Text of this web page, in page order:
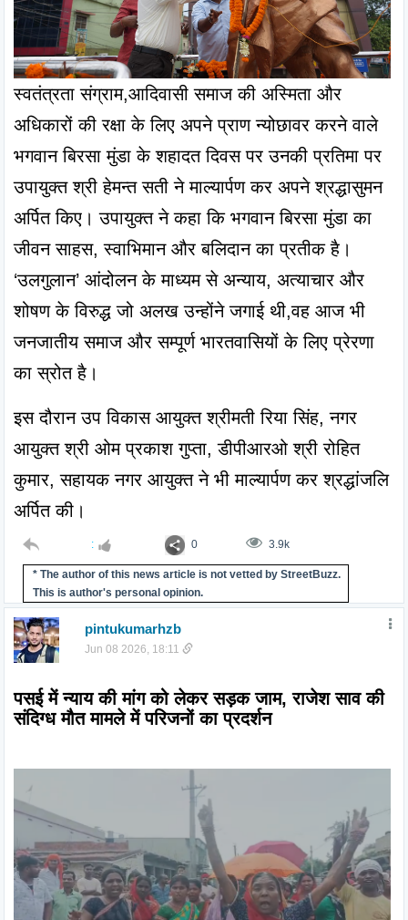
स्वतंत्रता संग्राम,आदिवासी समाज की अस्मिता और
अधिकारों की रक्षा के लिए अपने प्राण न्योछावर करने वाले
भगवान बिरसा मुंडा के शहादत दिवस पर उनकी प्रतिमा पर
उपायुक्त श्री हेमन्त सती ने माल्यार्पण कर अपने श्रद्धासुमन
अर्पित किए। उपायुक्त ने कहा कि भगवान बिरसा मुंडा का
जीवन साहस, स्वाभिमान और बलिदान का प्रतीक है।
‘उलगुलान’ आंदोलन के माध्यम से अन्याय, अत्याचार और
शोषण के विरुद्ध जो अलख उन्होंने जगाई थी,वह आज भी
जनजातीय समाज और सम्पूर्ण भारतवासियों के लिए प्रेरणा
का स्रोत है।
इस दौरान उप विकास आयुक्त श्रीमती रिया सिंह, नगर
आयुक्त श्री ओम प्रकाश गुप्ता, डीपीआरओ श्री रोहित
कुमार, सहायक नगर आयुक्त ने भी माल्यार्पण कर श्रद्धांजलि
अर्पित की।
: 0 3.9k
* The author of this news article is not vetted by StreetBuzz.
This is author's personal opinion.
pintukumarhzb
Jun 08 2026, 18:11
पसई में न्याय की मांग को लेकर सड़क जाम, राजेश साव की
संदिग्ध मौत मामले में परिजनों का प्रदर्शन